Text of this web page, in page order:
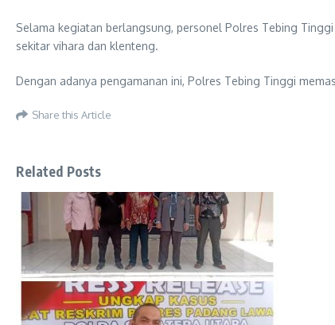
Selama kegiatan berlangsung, personel Polres Tebing
sekitar vihara dan klenteng.
Dengan adanya pengamanan ini, Polres Tebing Tinggi
Share this Article
Related Posts